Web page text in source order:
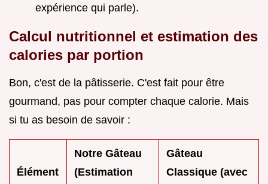
expérience qui parle).
Calcul nutritionnel et estimation des
calories par portion
Bon, c'est de la pâtisserie. C'est fait pour être
gourmand, pas pour compter chaque calorie. Mais
si tu as besoin de savoir :
Élément
Notre Gâteau
(Estimation
Gâteau
Classique (avec